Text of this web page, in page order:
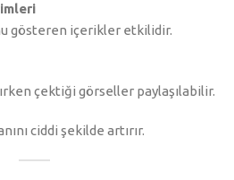
gösteren içerikler etkilidir.
çektiği görseller paylaşılabilir.
ciddi şekilde artırır.